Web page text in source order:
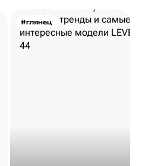
#глянец